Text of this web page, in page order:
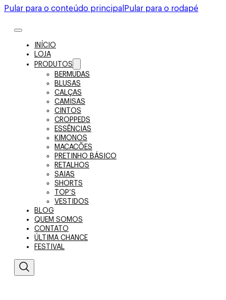
Pular para o conteúdo principal Pular para o rodapé
INÍCIO
LOJA
PRODUTOS
BERMUDAS
BLUSAS
CALÇAS
CAMISAS
CINTOS
CROPPEDS
ESSÊNCIAS
KIMONOS
MACACÕES
PRETINHO BÁSICO
RETALHOS
SAIAS
SHORTS
TOP’S
VESTIDOS
BLOG
QUEM SOMOS
CONTATO
ÚLTIMA CHANCE
FESTIVAL